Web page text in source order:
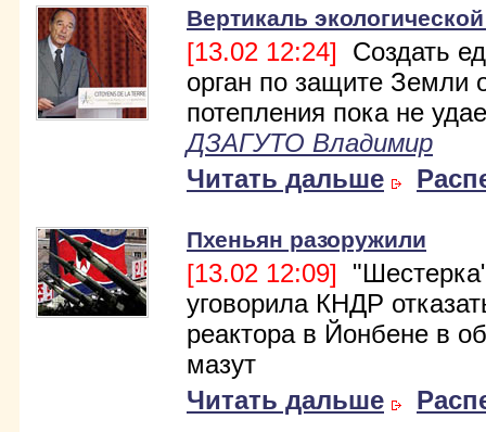
Вертикаль
[13.02 12:24] Создать
орган по защите Земли
потепления пока не
ДЗАГУТО Владимир
Читать дальше
Пхеньян разоружили
[13.02 12:09]
уговорила КНДР
реактора в Йонбене в
мазут
Читать дальше